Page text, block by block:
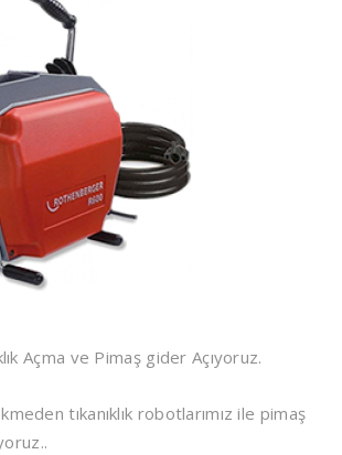
Açma ve Pimaş gider Açıyoruz.
tıkanıklık robotlarımız ile pimaş